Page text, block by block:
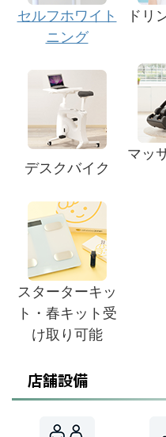
セルフホワイト
ニング
ドリ
デスクバイク
マッ
スターターキッ
ト・春キット受
け取り可能
店舗設備